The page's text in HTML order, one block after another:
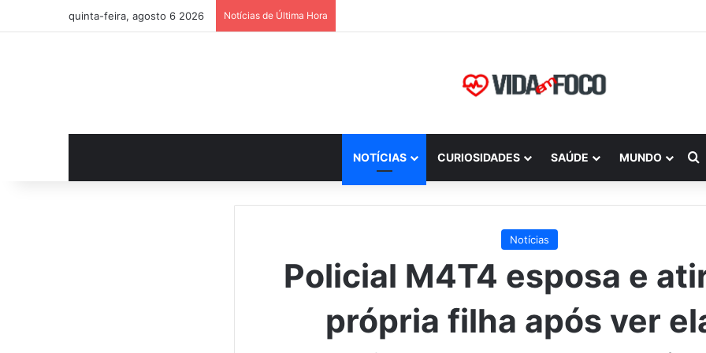
quinta-feira, agosto 6 2026 Notícias de Última Hora
NOTÍCIAS CURIOSIDADES SAÚDE MUNDO
Notícias
Policial M4T4 esposa e
própria filha após ver